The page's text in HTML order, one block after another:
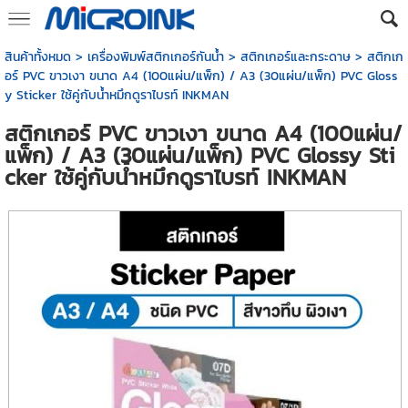
สินค้าทั้งหมด> เครื่องพิมพ์สติกเกอร์กันน้ำ> สติกเกอร์และกระดาษ> สติกเก
อร์ PVC ขาวเงา ขนาด A4 (100แผ่น/แพ็ก) / A3 (30แผ่น/แพ็ก) PVC Gloss
y Sticker ใช้คู่กับน้ำหมึกดูราไบรท์ INKMAN
สติกเกอร์ PVC ขาวเงา ขนาด A4 (100แผ่น/
แพ็ก) / A3 (30แผ่น/แพ็ก) PVC Glossy Sti
cker ใช้คู่กับน้ำหมึกดูราไบรท์ INKMAN